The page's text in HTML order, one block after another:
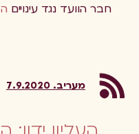
חבר הוועד נגד עינויים
מעריב. 7.9.2020